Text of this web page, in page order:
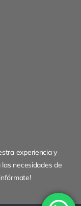
experiencia y
necesidades de